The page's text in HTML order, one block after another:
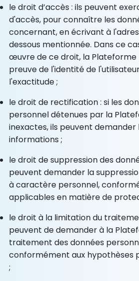
le droit d’accès : ils peuvent
d'accès, pour connaître les
concernant, en écrivant à
dessous mentionnée. Dans ce
œuvre de ce droit, la
preuve de l'identité de
l'exactitude ;
le droit de rectification : si les
personnel détenues par la
inexactes, ils peuvent demander
informations ;
le droit de suppression des
peuvent demander la
à caractère personnel,
applicables en matière de
le droit à la limitation du
peuvent de demander à la
traitement des données
conformément aux hypothèses
;